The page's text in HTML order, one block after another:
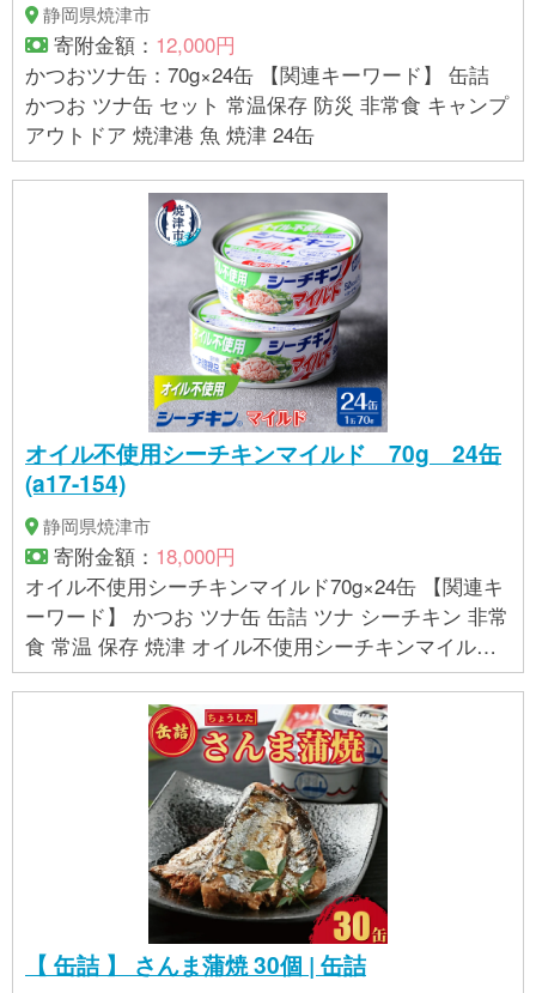
静岡県焼津市
寄附金額： 12,000円
かつおツナ缶：70g×24缶 【関連キーワード】 缶詰
かつお ツナ缶 セット 常温保存 防災 非常食 キャンプ
アウトドア 焼津港 魚 焼津 24缶
オイル不使用シーチキンマイルド 70g 24缶
(a17-154)
静岡県焼津市
寄附金額： 18,000円
オイル不使用シーチキンマイルド70g×24缶 【関連キ
ーワード】 かつお ツナ缶 缶詰 ツナ シーチキン 非常
食 常温 保存 焼津 オイル不使用シーチキンマイルド
1ケース 24缶
【 缶詰 】 さんま蒲焼 30個 | 缶詰